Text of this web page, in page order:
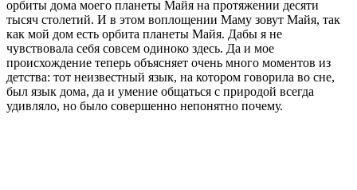
орбиты дома моего планеты Майя на протяжении десяти
тысяч столетий. И в этом воплощении Маму зовут Майя, так
как мой дом есть орбита планеты Майя. Дабы я не
чувствовала себя совсем одиноко здесь. Да и мое
происхождение теперь объясняет очень много моментов из
детства: тот неизвестный язык, на котором говорила во сне,
был язык дома, да и умение общаться с природой всегда
удивляло, но было совершенно непонятно почему.